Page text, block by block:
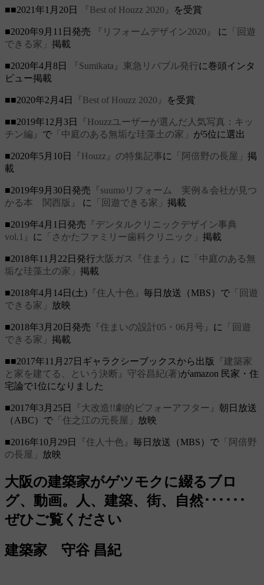
■■2021年1月20日 『Best of Houzz 2020』 を受賞
■2020年9月11日発売 『リフォームデザイン2020』 に
「回遊
できる家」 掲載
■2020年4月8日 『Sumikata』東急リバブル発行に巻頭インタ
ビュー掲載
■■2020年2月4日 『Best of Houzz 2020』 を受賞
■■2019年12月3日
『Houzzユーザーが選んだ人気写真：キッ
チン編』 で 「中庭のある無垢な珪藻土の家」 が5位に選出
■2020年5月10日 『Houzz』の特集記事に 「阿倍野の長屋」 掲
載
■2019年9月30日発売 『suumoリフォーム 実例＆会社が見つ
かる本 関西版』
に 「回遊できる家」 掲載
■2019年4月1日発売 『デンタルクリニックデザイン事典
vol.1』 に 「さかたファミリー歯科クリニック」 掲載
■2018年11月22日発行大阪ガス『住まう』 に
「中庭のある無
垢な珪藻土の家」 掲載
■2018年4月14日(土) 『住人十色』 毎日放送（MBS）で 「回遊
できる家」 放映
■2018年3月20日発売 『住まいの設計05・06月号』 に
「回遊
できる家」 掲載
■■2017年11月27日ギャラクシーブックスから出版
『建築家
と家を建てる、という決断』守谷昌紀(著)がamazon 民家・住
宅論で1位になりました
■2017年3月25日 『大改造!!劇的ビフォーアフター』 朝日放送
（ABC）で 「住之江の元長屋」 放映
■2016年10月29日 『住人十色』 毎日放送（MBS）で 「阿倍野
の長屋」 放映
大阪の建築家がゲツモクに綴るブロ
グ、動画。人、建築、街、自然･･････
ぜひご覧ください
建築家 守谷 昌紀